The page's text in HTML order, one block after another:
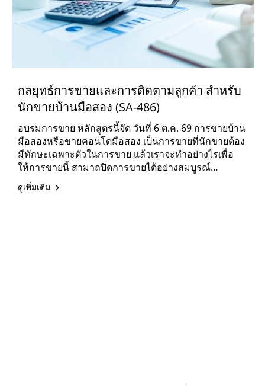
กลยุทธ์การขายและการติดตามลูกค้า สำหรับ
นักขายบ้านมือสอง (SA-486)
อบรมการขาย หลักสูตรนี้จัด วันที่ 6 ต.ค. 69 การขายบ้าน
มือสองหรือขายคอนโดมือสอง เป็นการขายที่นักขายต้อง
มีทักษะเฉพาะตัวในการขาย แล้วเราจะทำอย่างไรเพื่อ
ให้การขายนี้ สามาถปิดการขายได้อย่างสมบูรณ์
หลักสูตรนี้มีทางออกแน่นอน
ดูเพิ่มเติม